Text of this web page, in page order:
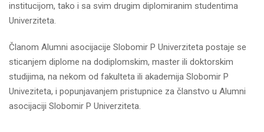
institucijom, tako i sa svim drugim diplomiranim studentima
Univerziteta.
Članom Alumni asocijacije Slobomir P Univerziteta postaje se
sticanjem diplome na dodiplomskim, master ili doktorskim
studijima, na nekom od fakulteta ili akademija Slobomir P
Univeziteta, i popunjavanjem pristupnice za članstvo u Alumni
asocijaciji Slobomir P Univerziteta.